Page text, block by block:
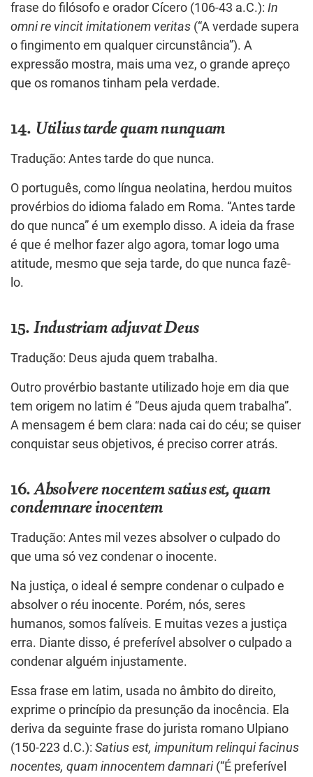
frase do filósofo e orador Cícero (106-43 a.C.): In
omni re vincit imitationem veritas (“A verdade supera
o fingimento em qualquer circunstância”). A
expressão mostra, mais uma vez, o grande apreço
que os romanos tinham pela verdade.
14. Utilius tarde quam nunquam
Tradução: Antes tarde do que nunca.
O português, como língua neolatina, herdou muitos
provérbios do idioma falado em Roma. “Antes tarde
do que nunca” é um exemplo disso. A ideia da frase
é que é melhor fazer algo agora, tomar logo uma
atitude, mesmo que seja tarde, do que nunca fazê-
lo.
15.Industriam adjuvat Deus
Tradução: Deus ajuda quem trabalha.
Outro provérbio bastante utilizado hoje em dia que
tem origem no latim é “Deus ajuda quem trabalha”.
A mensagem é bem clara: nada cai do céu; se quiser
conquistar seus objetivos, é preciso correr atrás.
16.Absolvere nocentem satius est, quam
condemnare inocentem
Tradução: Antes mil vezes absolver o culpado do
que uma só vez condenar o inocente.
Na justiça, o ideal é sempre condenar o culpado e
absolver o réu inocente. Porém, nós, seres
humanos, somos falíveis. E muitas vezes a justiça
erra. Diante disso, é preferível absolver o culpado a
condenar alguém injustamente.
Essa frase em latim, usada no âmbito do direito,
exprime o princípio da presunção da inocência. Ela
deriva da seguinte frase do jurista romano Ulpiano
(150-223 d.C.): Satius est, impunitum relinqui facinus
nocentes, quam innocentem damnari (“É preferível